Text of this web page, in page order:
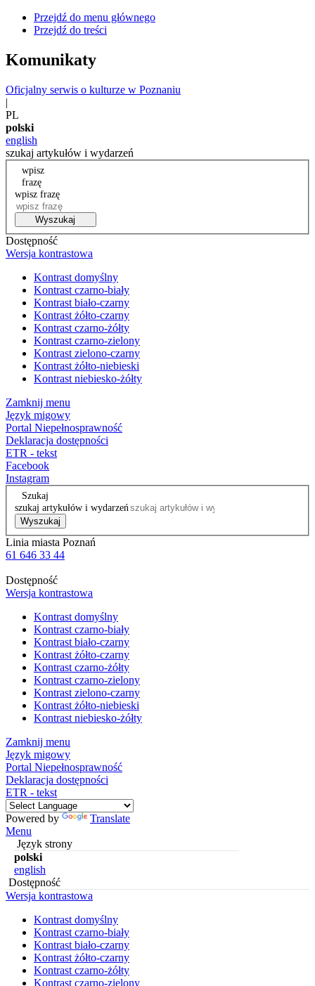
Przejdź do menu głównego
Przejdź do treści
Komunikaty
Oficjalny serwis o kulturze w Poznaniu
|
PL
polski
english
szukaj artykułów i wydarzeń
wpisz
frazę
wpisz frazę
Wyszukaj
Dostępność
Wersja kontrastowa
Kontrast domyślny
Kontrast czarno-biały
Kontrast biało-czarny
Kontrast żółto-czarny
Kontrast czarno-żółty
Kontrast czarno-zielony
Kontrast zielono-czarny
Kontrast żółto-niebieski
Kontrast niebiesko-żółty
Zamknij menu
Język migowy
Portal Niepełnosprawność
Deklaracja dostępności
ETR - tekst
Facebook
Instagram
Szukaj
szukaj artykułów i wydarzeń
Wyszukaj
Linia miasta Poznań
61 646 33 44
Dostępność
Wersja kontrastowa
Kontrast domyślny
Kontrast czarno-biały
Kontrast biało-czarny
Kontrast żółto-czarny
Kontrast czarno-żółty
Kontrast czarno-zielony
Kontrast zielono-czarny
Kontrast żółto-niebieski
Kontrast niebiesko-żółty
Zamknij menu
Język migowy
Portal Niepełnosprawność
Deklaracja dostępności
ETR - tekst
Powered by
Translate
Menu
Język strony
polski
english
Dostępność
Wersja kontrastowa
Kontrast domyślny
Kontrast czarno-biały
Kontrast biało-czarny
Kontrast żółto-czarny
Kontrast czarno-żółty
Kontrast czarno-zielony